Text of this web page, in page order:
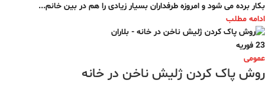
بکار برده می شود و امروزه طرفداران بسیار زیادی را هم در بین خانم...
ادامه مطلب
23 فوریه
عمومی
روش پاک کردن ژلیش ناخن در خانه